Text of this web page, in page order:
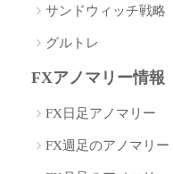
サンドウィッチ戦略
グルトレ
FXアノマリー情報
FX日足アノマリー
FX週足のアノマリー